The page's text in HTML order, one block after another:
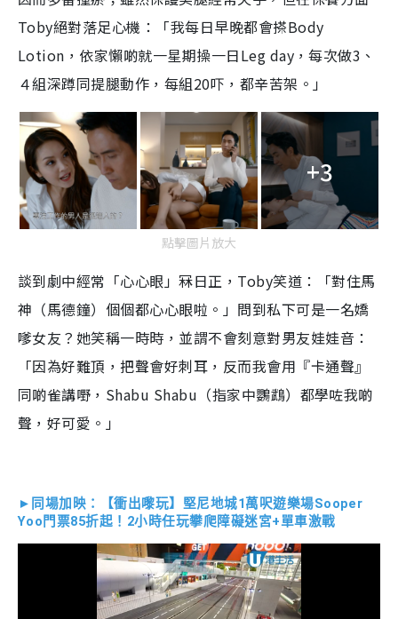
Toby絕對落足心機：「我每日早晚都會搽Body
Lotion，依家懶啲就一星期操一日Leg day，每次做3、
４組深蹲同提腿動作，每組20吓，都辛苦架。」
+3
點擊圖片放大
談到劇中經常「心心眼」冧日正，Toby笑道：「對住馬
神（馬德鐘）個個都心心眼啦。」問到私下可是一名嬌
嗲女友？她笑稱一時時，並謂不會刻意對男友娃娃音：
「因為好難頂，把聲會好刺耳，反而我會用『卡通聲』
同啲雀講嘢，Shabu Shabu（指家中鸚鵡）都學咗我啲
聲，好可愛。」
►同場加映：【衝出嚟玩】堅尼地城1萬呎遊樂場Sooper
Yoo門票85折起！2小時任玩攀爬障礙迷宮+單車激戰